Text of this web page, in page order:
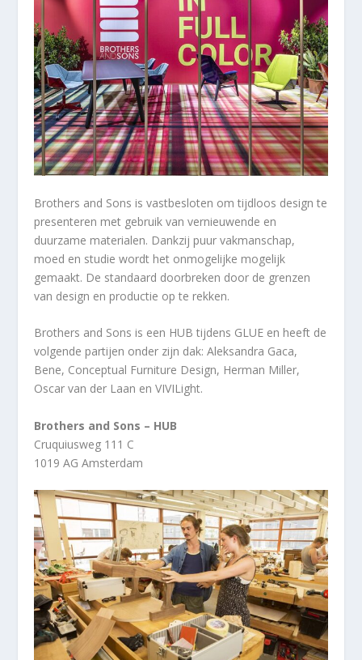
Brothers and Sons is vastbesloten om tijdloos design te
presenteren met gebruik van vernieuwende en
duurzame materialen. Dankzij puur vakmanschap,
moed en studie wordt het onmogelijke mogelijk
gemaakt. De standaard doorbreken door de grenzen
van design en productie op te rekken.
Brothers and Sons is een HUB tijdens GLUE en heeft de
volgende partijen onder zijn dak: Aleksandra Gaca,
Bene, Conceptual Furniture Design, Herman Miller,
Oscar van der Laan en VIVILight.
Brothers and Sons – HUB
Cruquiusweg 111 C
1019 AG Amsterdam